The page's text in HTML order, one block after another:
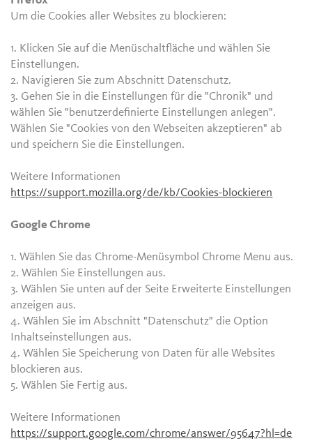
Um die Cookies aller Websites zu blockieren:
1. Klicken Sie auf die Menüschaltfläche und wählen Sie
Einstellungen.
2. Navigieren Sie zum Abschnitt Datenschutz.
3. Gehen Sie in die Einstellungen für die "Chronik" und
wählen Sie "benutzerdefinierte Einstellungen anlegen".
Wählen Sie "Cookies von den Webseiten akzeptieren" ab
und speichern Sie die Einstellungen.
Weitere Informationen
https://support.mozilla.org/de/kb/Cookies-blockieren
Google Chrome
1. Wählen Sie das Chrome-Menüsymbol Chrome Menu aus.
2. Wählen Sie Einstellungen aus.
3. Wählen Sie unten auf der Seite Erweiterte Einstellungen
anzeigen aus.
4. Wählen Sie im Abschnitt "Datenschutz" die Option
Inhaltseinstellungen aus.
4. Wählen Sie Speicherung von Daten für alle Websites
blockieren aus.
5. Wählen Sie Fertig aus.
Weitere Informationen
https://support.google.com/chrome/answer/95647?hl=de